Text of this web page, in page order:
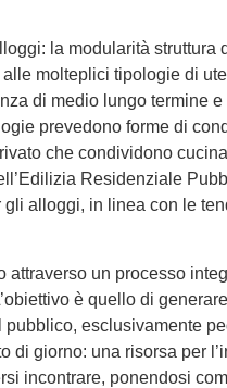
la modularità struttura
molteplici tipologie di
di medio lungo termine e
prevedono forme di
che condividono
Residenziale
alloggi, in linea con le
un processo
è quello di
esclusivamente
di giorno: una risorsa per
incontrare, ponendosi